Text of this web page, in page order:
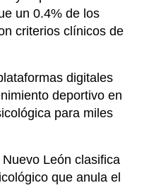
un 0.4% de los
criterios clínicos de
digitales
deportivo en
para miles
León clasifica
que anula el